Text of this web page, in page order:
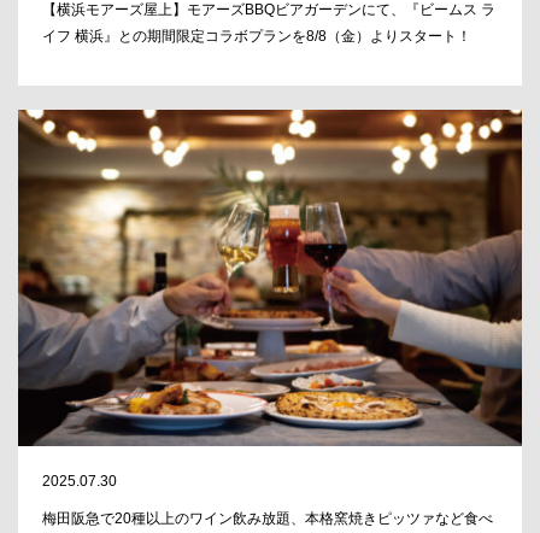
【横浜モアーズ屋上】モアーズBBQビアガーデンにて、『ビームス ラ
イフ 横浜』との期間限定コラボプランを8/8（金）よりスタート！
2025.07.30
梅田阪急で20種以上のワイン飲み放題、本格窯焼きピッツァなど食べ